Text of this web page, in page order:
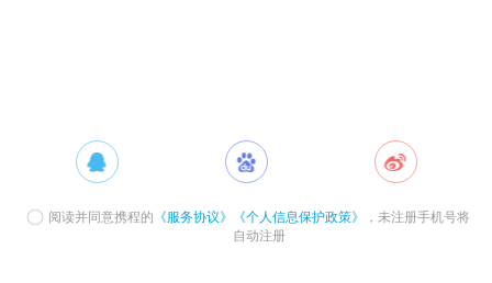
阅读并同意携程的 《服务协议》 《个人信息保护政策》
，未注册手机号将
自动注册